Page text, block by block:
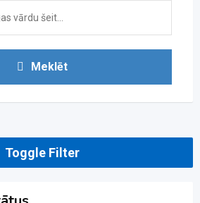
Meklēt
Toggle Filter